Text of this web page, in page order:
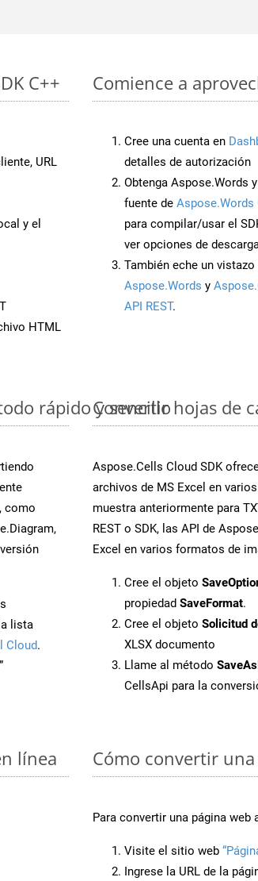
C++
URL
y el
HTML
Comience a
Cree una cuenta en
detalles de autorización
Obtenga Aspose.Words
fuente de Aspose.Words
para compilar/usar el
ver opciones de
También eche un
Aspose.Words y
API REST.
rápido y sencillo
como
lista
Cloud.
Convertir hojas de
Aspose.Cells Cloud SDK
archivos de MS Excel en
muestra anteriormente para
REST o SDK, las API de
Excel en varios formatos de
Cree el objeto
propiedad SaveFormat.
Cree el objeto Solicitud
XLSX documento
Llame al método
CellsApi para la
línea Cómo convertir
Para convertir una página
Visite el sitio web
Ingrese la URL de la